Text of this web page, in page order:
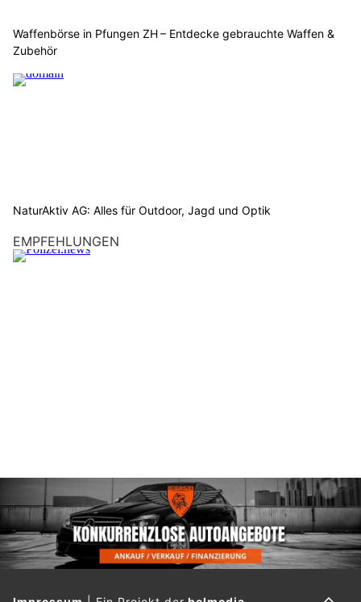
Waffenbörse in Pfungen ZH – Entdecke gebrauchte Waffen &
Zubehör
NaturAktiv AG: Alles für Outdoor, Jagd und Optik
EMPFEHLUNGEN